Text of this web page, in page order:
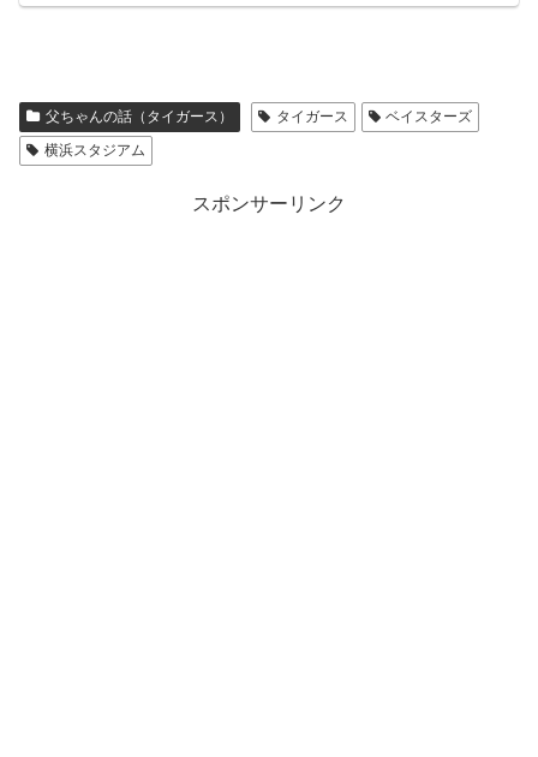
父ちゃんの話（タイガース） タイガース
ベイスターズ
横浜スタジアム
スポンサーリンク